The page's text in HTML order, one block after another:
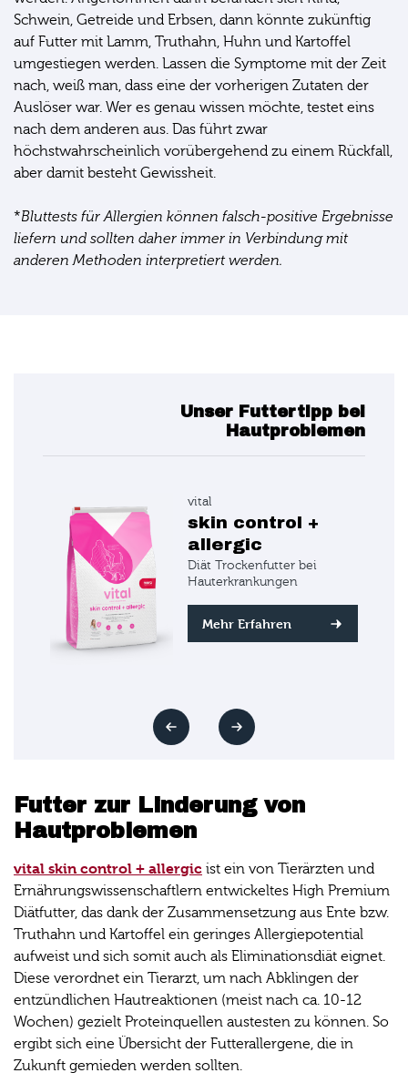
Schwein, Getreide und Erbsen, dann könnte zukünftig
auf Futter mit Lamm, Truthahn, Huhn und Kartoffel
umgestiegen werden. Lassen die Symptome mit der Zeit
nach, weiß man, dass eine der vorherigen Zutaten der
Auslöser war. Wer es genau wissen möchte, testet eins
nach dem anderen aus. Das führt zwar
höchstwahrscheinlich vorübergehend zu einem Rückfall,
aber damit besteht Gewissheit.
*Bluttests für Allergien können falsch-positive Ergebnisse
liefern und sollten daher immer in Verbindung mit
anderen Methoden interpretiert werden.
Unser Futtertipp bei
Hautproblemen
vital
skin control +
allergic
Diät Trockenfutter bei
Hauterkrankungen
Mehr Erfahren
Futter zur Linderung von
Hautproblemen
vital skin control + allergic ist ein von Tierärzten und
Ernährungswissenschaftlern entwickeltes High Premium
Diätfutter, das dank der Zusammensetzung aus Ente bzw.
Truthahn und Kartoffel ein geringes Allergiepotential
aufweist und sich somit auch als Eliminationsdiät eignet.
Diese verordnet ein Tierarzt, um nach Abklingen der
entzündlichen Hautreaktionen (meist nach ca. 10-12
Wochen) gezielt Proteinquellen austesten zu können. So
ergibt sich eine Übersicht der Futterallergene, die in
Zukunft gemieden werden sollten.